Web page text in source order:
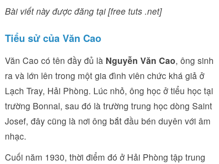
Bài viết này được đăng tại [free tuts .net]
Tiểu sử của Văn Cao
Văn Cao có tên đầy đủ là Nguyễn Văn Cao, ông sinh
ra và lớn lên trong một gia đình viên chức khá giả ở
Lạch Tray, Hải Phòng. Lúc nhỏ, ông học ở tiểu học tại
trường Bonnal, sau đó là trường trung học dòng Saint
Josef, đây cũng là nơi ông bắt đầu bén duyên với âm
nhạc.
Cuối năm 1930, thời điểm đó ở Hải Phòng tập trung